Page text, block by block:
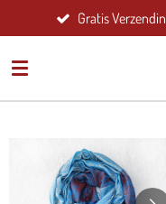
direct
naar
hoofdinhoud
Gratis